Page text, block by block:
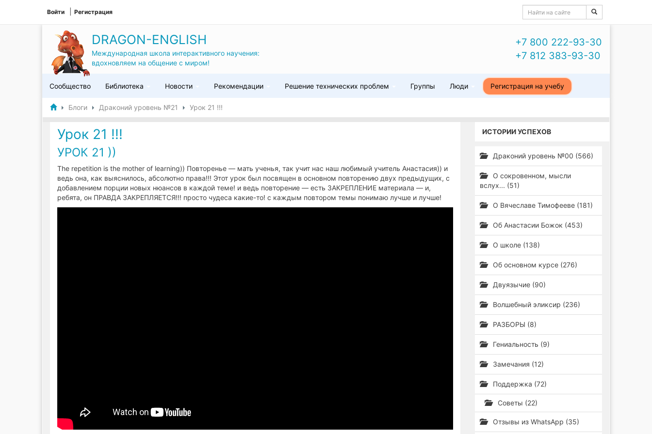
Войти Регистрация
DRAGON-ENGLISH
Международная школа интерактивного научения:
вдохновляем на общение с миром!
+7 800 222-93-30
+7 812 383-93-30
Сообщество Библиотека Новости Рекомендации Решение технических проблем Группы Люди Регистрация на учебу
Блоги Драконий уровень №21 Урок 21 !!!
Урок 21 !!!
УРОК 21 ))
The repetition is the mother of learning)) Повторенье — мать ученья, так учит нас наш любимый учитель Анастасия)) и
ведь она, как выяснилось, абсолютно права!!! Этот урок был посвящен в основном повторению двух предыдущих, с
добавлением порции новых нюансов в каждой теме! и ведь повторение — есть ЗАКРЕПЛЕНИЕ материала — и,
ребята, он ПРАВДА ЗАКРЕПЛЯЕТСЯ!!! просто чудеса какие-то! с каждым повтором темы понимаю лучше и лучше!
ИСТОРИИ УСПЕХОВ
Драконий уровень №00 (566)
О сокровенном, мысли
вслух... (51)
О Вячеславе Тимофееве (181)
Об Анастасии Божок (453)
О школе (138)
Об основном курсе (276)
Двуязычие (90)
Волшебный эликсир (236)
РАЗБОРЫ (8)
Гениальность (9)
Замечания (12)
Поддержка (72)
Советы (22)
Отзывы из WhatsApp (35)